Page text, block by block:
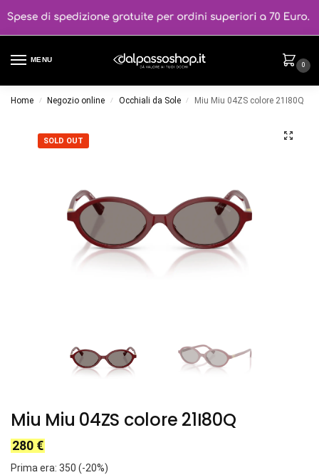
MENU
0
Home / Negozio online / Occhiali da Sole / Miu Miu 04ZS colore 21I80Q
SOLD OUT
Miu Miu 04ZS colore 21I80Q
280 €
Prima era: 350 (-20%)